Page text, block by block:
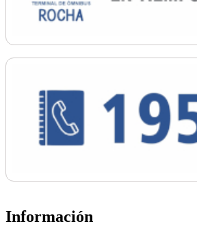
Información